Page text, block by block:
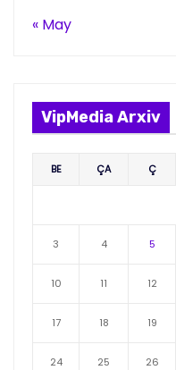
« May
VipMedia Arxiv
BE ÇA Ç
3 4 5
10 11 12
17 18 19
24 25 26